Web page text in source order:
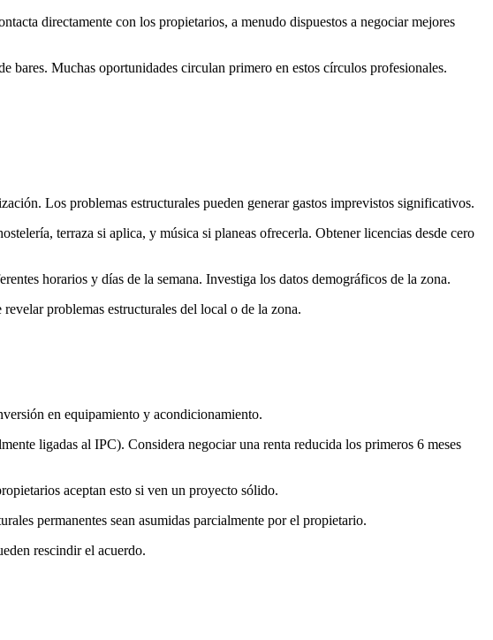
directamente con los propietarios, a menudo dispuestos a negociar mejores
bares. Muchas oportunidades circulan primero en estos círculos profesionales.
Los problemas estructurales pueden generar gastos imprevistos significativos.
terraza si aplica, y música si planeas ofrecerla. Obtener licencias desde cero
horarios y días de la semana. Investiga los datos demográficos de la zona.
problemas estructurales del local o de la zona.
en equipamiento y acondicionamiento.
ligadas al IPC). Considera negociar una renta reducida los primeros 6 meses
aceptan esto si ven un proyecto sólido.
permanentes sean asumidas parcialmente por el propietario.
rescindir el acuerdo.